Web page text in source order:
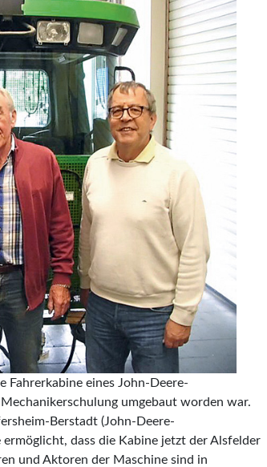
Fahrerkabine eines John-Deere-
umgebaut worden war.
Berstadt (John-Deere-
dass die Kabine jetzt der Alsfelder
und Aktoren der Maschine sind in